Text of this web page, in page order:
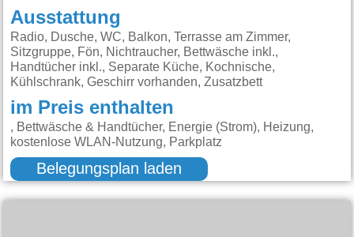
Ausstattung
Radio, Dusche, WC, Balkon, Terrasse am Zimmer,
Sitzgruppe, Fön, Nichtraucher, Bettwäsche inkl.,
Handtücher inkl., Separate Küche, Kochnische,
Kühlschrank, Geschirr vorhanden, Zusatzbett
im Preis enthalten
, Bettwäsche & Handtücher, Energie (Strom), Heizung,
kostenlose WLAN-Nutzung, Parkplatz
Belegungsplan laden